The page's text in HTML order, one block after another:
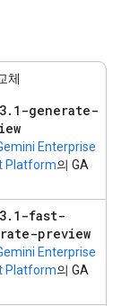
체
. 1-generate-
Enterprise
Platform의 GA
. 1-fast-
preview
Enterprise
Platform의 GA